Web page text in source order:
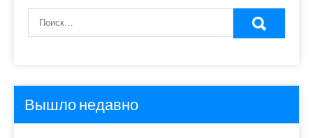
Вышло недавно